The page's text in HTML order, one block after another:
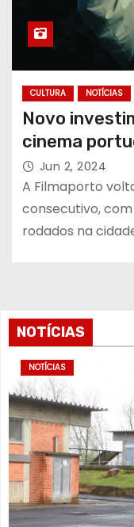
CULTURA NOTÍCIAS
Novo
cinema
Jun 2, 2024
A Filmaporto
consecutivo,
rodados na
NOTÍCIAS
NOTÍCIAS